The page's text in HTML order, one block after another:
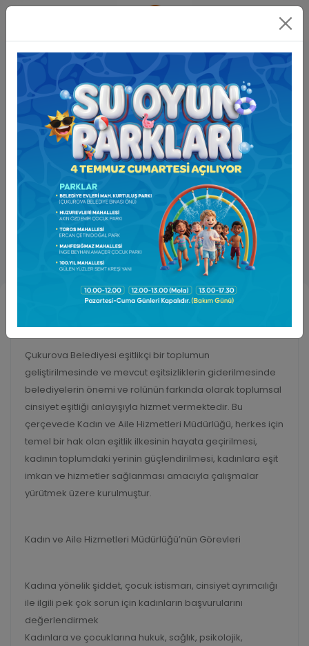
Kadın ve Aile Müdürlüğü
Çukurova Belediyesi eşitlikçi bir toplumun
geliştirilmesinde ve mevcut eşitsizliklerin giderilmesinde
belediyelerin önemi ve rolünün farkında olarak toplumsal
cinsiyet eşitliği anlayışıyla hizmet vermektedir. Bu
çerçevede Kadın ve Aile Hizmetleri Müdürlüğü, herkes için
temel bir hak olan eşitlik ilkesinin hayata geçirilmesi,
kadının toplumdaki yerinin güçlendirilmesi, kadınlara eşit
imkan ve hizmetler sağlanması amacıyla çalışmalar
yürütmek üzere kurulmuştur.
Kadın ve Aile Hizmetleri Müdürlüğü’nün Görevleri
Kadına yönelik şiddet, çocuk istismarı, cinsiyet ayrımcılığı
ile ilgili pek çok sorun için kadınların başvurularını
değerlendirmek
Kadınlara ve çocuklarına hukuk, sağlık, psikolojik,